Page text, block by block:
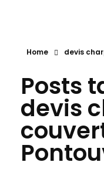
Home devis
Posts
devis